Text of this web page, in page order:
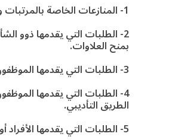
1- المنازعات الخاصة بالمرتبات والمعاشات التقاعدية والمكافآت المستحقة للموظفين العامين أو المستحقين عنهم.
2- الطلبات التي يقدمها ذوو
بمنح العلاوات.
3- الطلبات التي يقدمها الموظفون العامون بإلغاء القرارات النهائية للسلطات التأديبية.
4- الطلبات التي يقدمها
الطريق التأديبي.
5- الطلبات التي يقدمها الأفراد أو الهيئات بإلغاء القرارات الإدارية النهائية.